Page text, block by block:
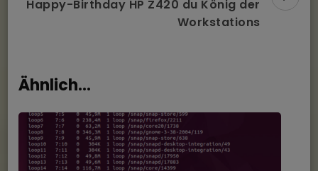
Happy-Birthday HP Z420 du König der
Workstations
Ähnlich...